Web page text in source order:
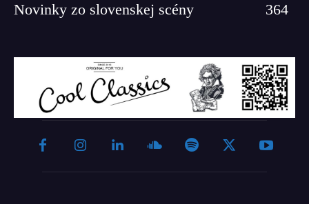
Novinky zo slovenskej scény
364